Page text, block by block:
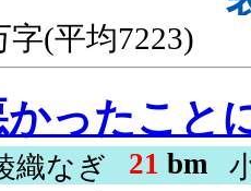
方は、感想
り, ダーク, 勇者,
字(平均7223)
ことにしてください
織なぎ 21 bm